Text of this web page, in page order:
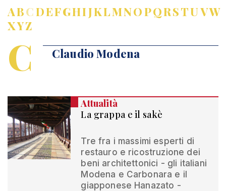
ABCDEFGHIJKLMNOPQRSTUVW
XYZ
C Claudio Modena
Attualità
La grappa e il sakè
Tre fra i massimi esperti di
restauro e ricostruzione dei
beni architettonici - gli italiani
Modena e Carbonara e il
giapponese Hanazato -